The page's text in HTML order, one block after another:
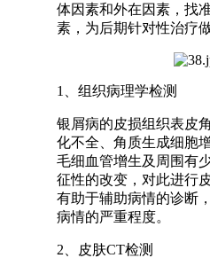
体因素和外在因素，找
素，为后期针对性治疗
1、组织病理学检测
银屑病的皮损组织表皮
化不全、角质生成细胞
毛细血管增生及周围有
征性的改变，对此进行
有助于辅助病情的诊断
病情的严重程度。
2、皮肤CT检测